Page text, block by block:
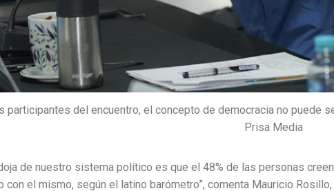
participantes del encuentro, el concepto de democracia no puede
Prisa Media
de nuestro sistema político es que el 48% de las personas
con el mismo, según el latino barómetro”, comenta Mauricio